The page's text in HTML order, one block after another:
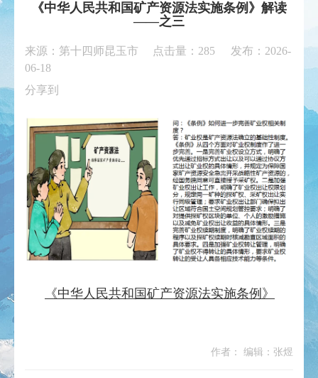
《中华人民共和国矿产资源法实施条例》解读
——之三
来源：第十四师昆玉市 点击量： 285
发布：2026-
06-18
分享到
《中华人民共和国矿产资源法实施条例》
作者： 编辑：张煜